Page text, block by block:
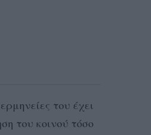
του έχει
του κοινού τόσο